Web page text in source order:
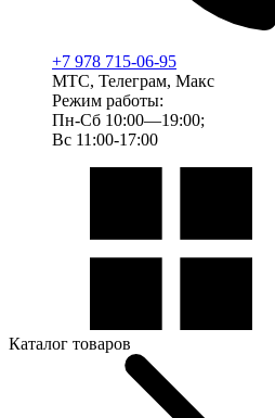
+7 978 715-06-95
МТС, Телеграм, Макс
Режим работы:
Пн-Сб 10:00—19:00;
Вс 11:00-17:00
Каталог товаров